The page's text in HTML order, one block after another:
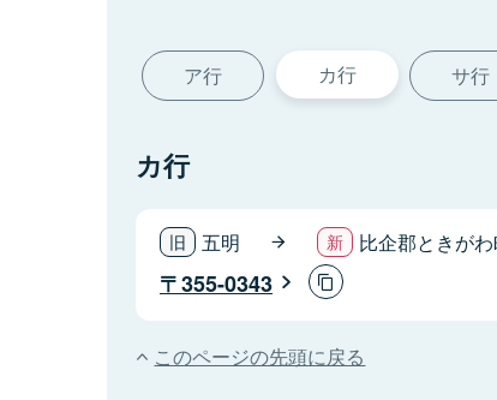
ア行 カ行 サ行
カ行
五明 比企郡ときが
355-0343
このページの先頭に戻る